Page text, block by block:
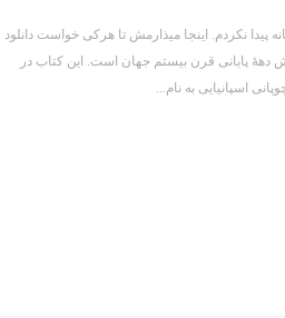
پیدا نکردم. اینجا میذارمش تا هرکی خواست دانلود
دههٔ پایانی قرن بیستم جهان است. این کتاب در